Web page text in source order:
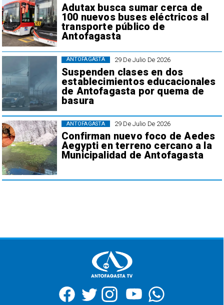
Adutax busca sumar cerca de
100 nuevos buses eléctricos al
transporte público de
Antofagasta
29 De Julio De 2026
Suspenden clases en dos
establecimientos educacionales
de Antofagasta por quema de
basura
ANTOFAGASTA
29 De Julio De 2026
Confirman nuevo foco de Aedes
Aegypti en terreno cercano a la
Municipalidad de Antofagasta
ANTOFAGASTA